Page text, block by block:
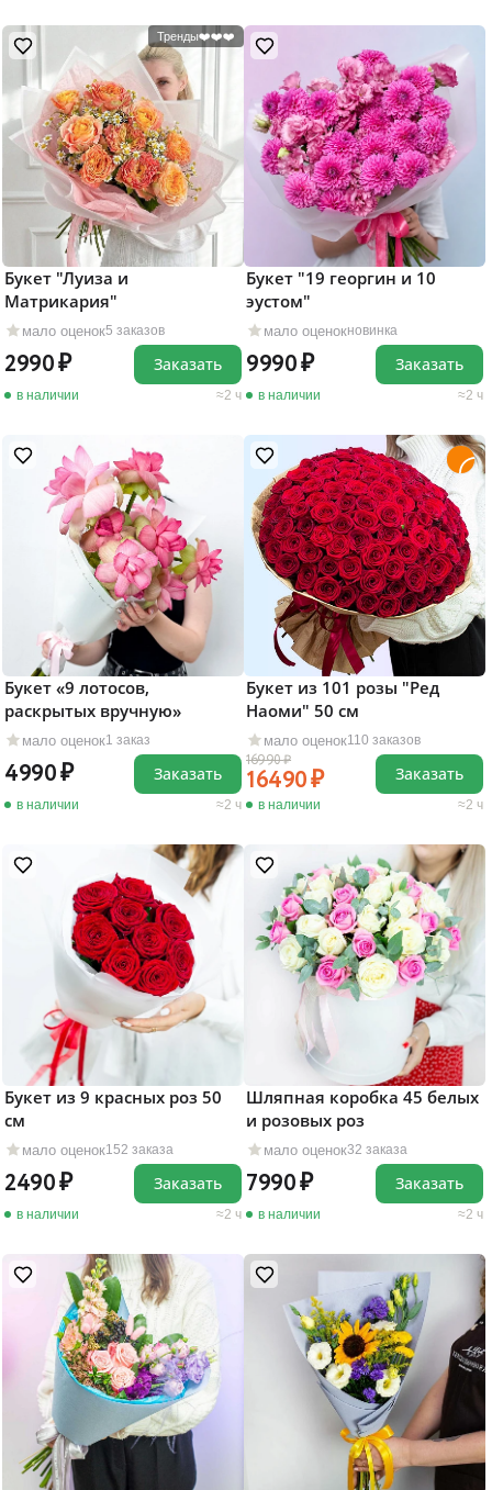
Тренды❤️❤️❤️
мало оценок5 заказов
Букет "Луиза и
Матрикария"
2990
в наличии 2 ч
Заказать
мало оценокновинка
Букет "19 георгин и 10
эустом"
9990
в наличии 2 ч
Заказать
мало оценок1 заказ
Букет «9 лотосов,
раскрытых вручную»
4990
в наличии 2 ч
Заказать
мало оценок110 заказов
Букет из 101 розы "Ред
Наоми" 50 см
16990
16490
в наличии 2 ч
Заказать
мало оценок152 заказа
Букет из 9 красных роз 50
см
2490
в наличии 2 ч
Заказать
мало оценок32 заказа
Шляпная коробка 45 белых
и розовых роз
7990
в наличии 2 ч
Заказать